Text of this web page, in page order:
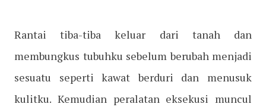
Rantai tiba-tiba keluar dari tanah dan
membungkus tubuhku sebelum berubah menjadi
sesuatu seperti kawat berduri dan menusuk
kulitku. Kemudian peralatan eksekusi muncul